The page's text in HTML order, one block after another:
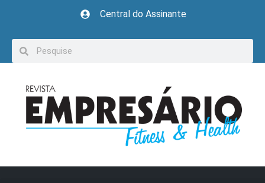
Central do Assinante